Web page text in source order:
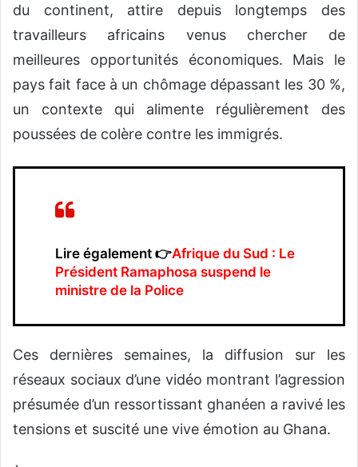
du continent, attire depuis longtemps des
travailleurs africains venus chercher de
meilleures opportunités économiques. Mais le
pays fait face à un chômage dépassant les 30 %,
un contexte qui alimente régulièrement des
poussées de colère contre les immigrés.
Lire également 👉Afrique du Sud : Le
Président Ramaphosa suspend le
ministre de la Police
Ces dernières semaines, la diffusion sur les
réseaux sociaux d’une vidéo montrant l’agression
présumée d’un ressortissant ghanéen a ravivé les
tensions et suscité une vive émotion au Ghana.